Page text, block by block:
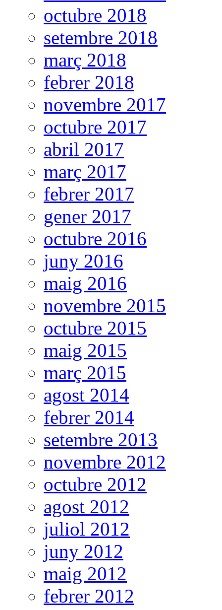
octubre 2018
setembre 2018
març 2018
febrer 2018
novembre 2017
octubre 2017
abril 2017
març 2017
febrer 2017
gener 2017
octubre 2016
juny 2016
maig 2016
novembre 2015
octubre 2015
maig 2015
març 2015
agost 2014
febrer 2014
setembre 2013
novembre 2012
octubre 2012
agost 2012
juliol 2012
juny 2012
maig 2012
febrer 2012